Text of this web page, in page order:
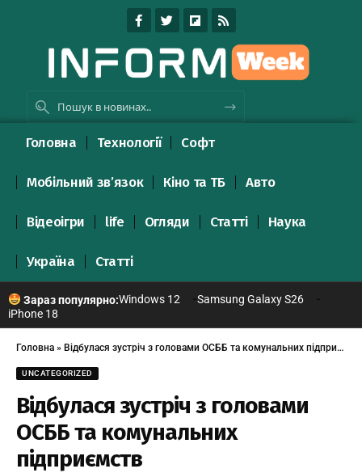
Головна Технології Софт
Мобільний зв’язок Кіно та ТБ Авто
Відеоігри life Огляди Статті Наука
Україна Статті
Зараз популярно:Windows 12
Samsung Galaxy S26
iPhone 18
Головна » Відбулася зустріч з головами ОСББ та комунальних підприємств
UNCATEGORIZED
Відбулася зустріч з головами
ОСББ та комунальних
підприємств